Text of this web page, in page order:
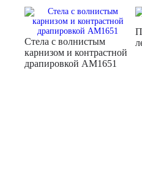
Стела с волнистым
карнизом и контрастной
драпировкой AM1651